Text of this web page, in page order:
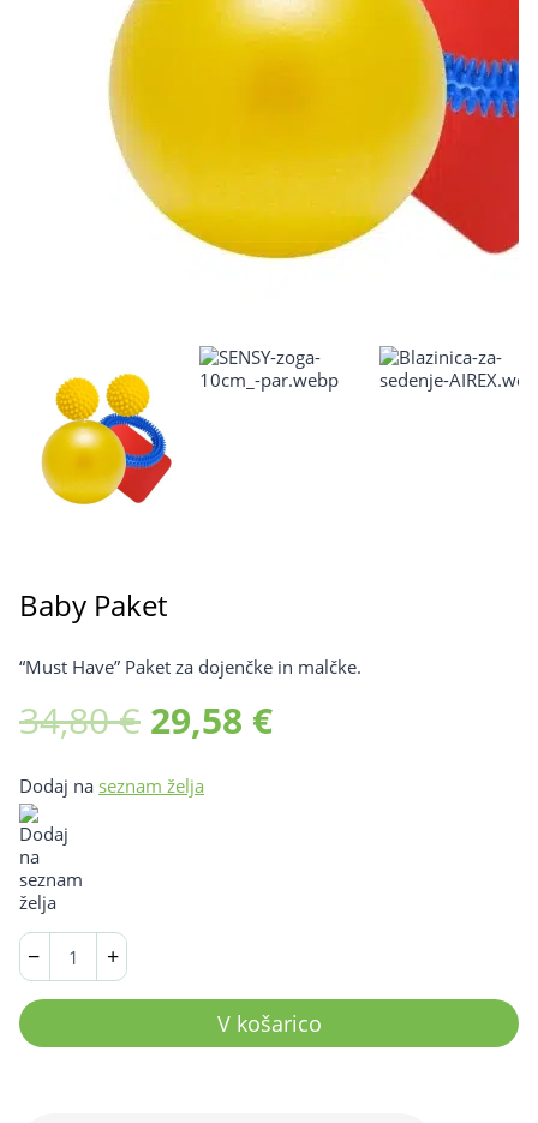
Baby Paket
“Must Have” Paket za dojenčke in malčke.
34,80€ Izvirna
cena
29,58 €Trenutna
Dodaj na seznam želja
Baby
Paket
količina
− +
V košarico